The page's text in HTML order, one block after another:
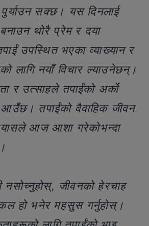
पुर्याउन सक्छ। यस दिनलाई
थोरै प्रेम र दया
उपस्थित भएका व्याख्यान र
लागि नयाँ विचार ल्याउनेछन्।
र उत्साहले तपाईंको अर्को
तपाईंको वैवाहिक जीवन
आज आशा गरेकोभन्दा
नसोच्नुहोस्, जीवनको हेरचाह
हो भनेर महसुस गर्नुहोस्।